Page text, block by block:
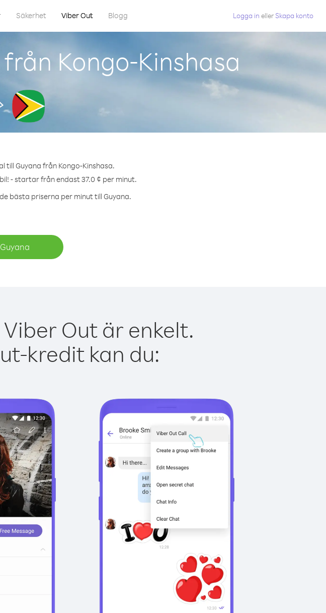
Säkerhet Viber Out Blogg Logga in eller Skapa konto
Kongo-Kinshasa
till Guyana från Kongo-Kinshasa.
- startar från endast 37.0 ¢ per minut.
bästa priserna per minut till Guyana.
Out är enkelt.
kredit kan du: